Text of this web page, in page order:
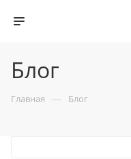
Блог
Главная — Блог